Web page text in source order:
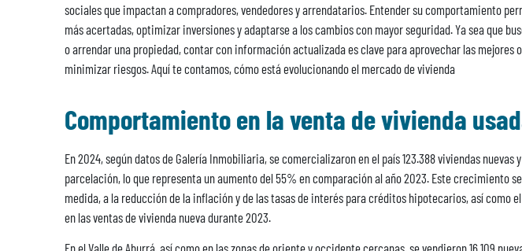
sociales que impactan a compradores, vendedores y arrendatarios. Entender su comportamiento
más acertadas, optimizar inversiones y adaptarse a los cambios con mayor seguridad. Ya sea que
o arrendar una propiedad, contar con información actualizada es clave para aprovechar las mejores
minimizar riesgos. Aquí te contamos, cómo está evolucionando el mercado de vivienda
Comportamiento en la venta de vivienda
En 2024, según datos de Galería Inmobiliaria, se comercializaron en el país 123.388 viviendas nuevas
parcelación, lo que representa un aumento del 55% en comparación al año 2023. Este crecimiento
medida, a la reducción de la inflación y de las tasas de interés para créditos hipotecarios, así como
en las ventas de vivienda nueva durante 2023.